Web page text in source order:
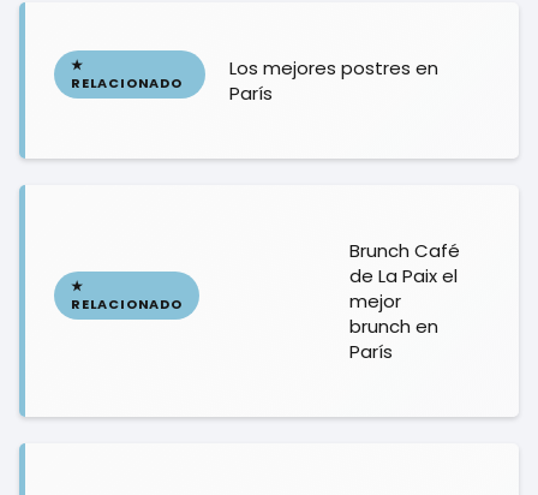
Los mejores postres en
París
Brunch Café
de La Paix el
mejor
brunch en
París